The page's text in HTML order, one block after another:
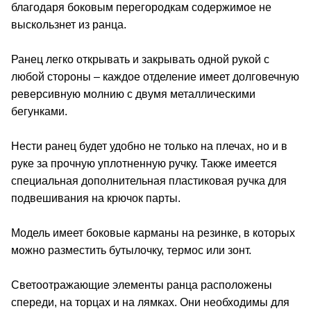
благодаря боковым перегородкам содержимое не
выскользнет из ранца.
Ранец легко открывать и закрывать одной рукой с
любой стороны – каждое отделение имеет долговечную
реверсивную молнию с двумя металлическими
бегунками.
Нести ранец будет удобно не только на плечах, но и в
руке за прочную уплотненную ручку. Также имеется
специальная дополнительная пластиковая ручка для
подвешивания на крючок парты.
Модель имеет боковые карманы на резинке, в которых
можно разместить бутылочку, термос или зонт.
Светоотражающие элементы ранца расположены
спереди, на торцах и на лямках. Они необходимы для